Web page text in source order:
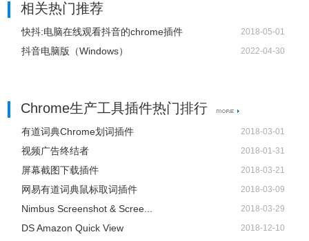
相关热门推荐
快抖:电脑在线观看抖音的chrome插件 2018-05-01
抖音电脑版（Windows） 2022-04-30
Chrome生产工具插件热门排行
有道词典Chrome划词插件 2018-03-01
视频广告终结者 2018-01-31
屏幕截图下载插件 2018-03-21
网易有道词典鼠标取词插件 2018-03-09
Nimbus Screenshot & Scree... 2018-03-29
DS Amazon Quick View 2018-12-10